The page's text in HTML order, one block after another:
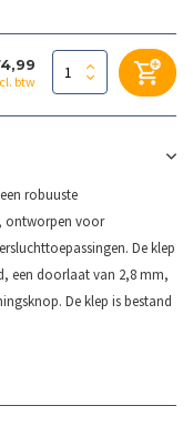
btw
robuuste
ontworpen voor
De klep
een doorlaat van 2,8 mm,
De klep is bestand